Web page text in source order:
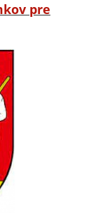
pre